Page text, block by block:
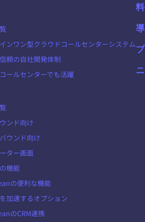
ンワン型クラウドコールセンターシステム
頼の自社開発体制
ールセンターでも活躍
ンド向け
ウンド向け
ター画面
機能
の便利な機能
加速するオプション
のCRM連携